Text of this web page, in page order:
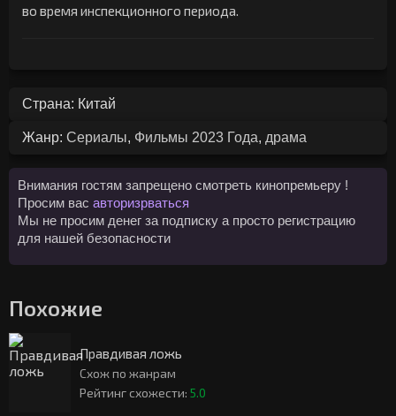
во время инспекционного периода.
Страна: Китай
Жанр: Сериалы, Фильмы 2023 Года, драма
Внимания гостям запрещено смотреть кинопремьеру !
Просим вас авторизрваться
Мы не просим денег за подписку а просто регистрацию
для нашей безопасности
Похожие
Правдивая ложь
Схож по жанрам
Рейтинг схожести: 5.0